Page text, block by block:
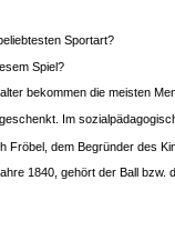
Sportart?
Spiel?
bekommen die meisten
Im
Fröbel, dem Begründer des
1840, gehört der Ball bzw.